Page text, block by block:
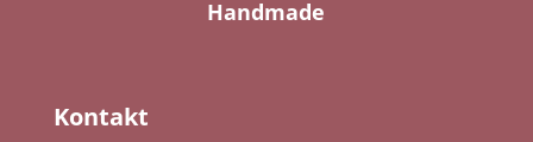
Handmade
Kontakt